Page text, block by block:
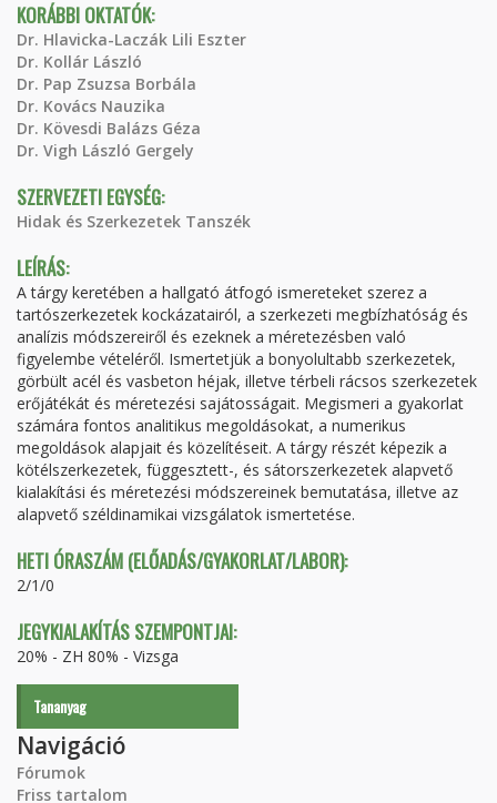
KORÁBBI OKTATÓK:
Dr. Hlavicka-Laczák Lili Eszter
Dr. Kollár László
Dr. Pap Zsuzsa Borbála
Dr. Kovács Nauzika
Dr. Kövesdi Balázs Géza
Dr. Vigh László Gergely
SZERVEZETI EGYSÉG:
Hidak és Szerkezetek Tanszék
LEÍRÁS:
A tárgy keretében a hallgató átfogó ismereteket szerez a
tartószerkezetek kockázatairól, a szerkezeti megbízhatóság és
analízis módszereiről és ezeknek a méretezésben való
figyelembe vételéről. Ismertetjük a bonyolultabb szerkezetek,
görbült acél és vasbeton héjak, illetve térbeli rácsos szerkezetek
erőjátékát és méretezési sajátosságait. Megismeri a gyakorlat
számára fontos analitikus megoldásokat, a numerikus
megoldások alapjait és közelítéseit. A tárgy részét képezik a
kötélszerkezetek, függesztett-, és sátorszerkezetek alapvető
kialakítási és méretezési módszereinek bemutatása, illetve az
alapvető széldinamikai vizsgálatok ismertetése.
HETI ÓRASZÁM (ELŐADÁS/GYAKORLAT/LABOR):
2/1/0
JEGYKIALAKÍTÁS SZEMPONTJAI:
20% - ZH 80% - Vizsga
Tananyag
Navigáció
Fórumok
Friss tartalom